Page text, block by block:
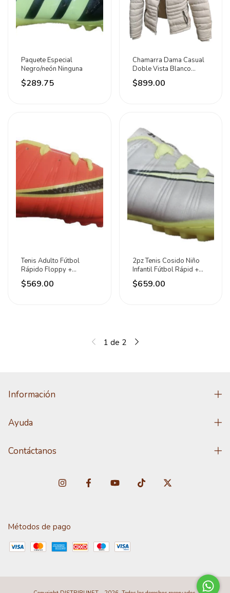
Paquete Especial
Negro/neón Ninguna
$289.75
Chamarra Dama Casual
Doble Vista Blanco
Moda Joven Blanco M
Blanco Crema
$899.00
Tenis Adulto Fútbol
Rápido Floppy +
Espinilleras + Calcetas
Naranja / Negro / Neón
$569.00
2pz Tenis Cosido Niño
Infantil Fútbol Rápid +
Espinilleras Plata/neon
Del 15 Al 17.5
$659.00
1 de 2
Información
Ayuda
Contáctanos
Métodos de pago